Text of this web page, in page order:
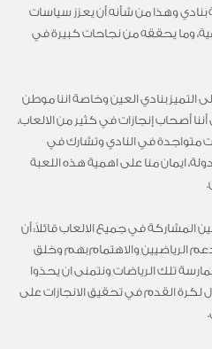
بنادي وهذا من شأنه أن يعزز سياسات
وما يحققه من نجاحات كبيرة في
التميز بنادي العين وخاصة اننا موطن
أصحاب إنجازات في كثير من الالعاب،
متواجدة في النادي وتشارك في
ايمان منا على اهمية هذه اللعبة
في جميع الالعاب قائلاً: أن
الرياضيين والاهتمام بهم وخلق
تلك الرياضات ونتمنى ان يحذوا
لكرة القدم في تحقيق الانجازات على